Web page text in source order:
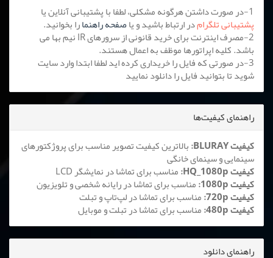
1-در صورت داشتن هرگونه مشکلی، لطفا با پشتیبانی آنلاین یا
پشتیبانی تلگرامدر ارتباط باشید و یاصفحه راهنمارا بخوانید.
2-مصرف اینترنت برای خرید قانونی از سرورهای IR نیم بها می
باشد. کلیه اپراتورها موظف به اعمال هستند.
3-در صورتی که فایل را خریداری کرده اید لطفا ابتدا وارد سایت
شوید تا بتوانید فایل را دانلود نمایید
راهنمای کیفیت‌ها
کیفیت BLURAY:
بالاترین کیفیت تصویر مناسب برای پروژکتورهای
سینمایی و سینمای خانگی
کیفیت HQ_1080p: مناسب برای تماشا در نمایشگر LCD
کیفیت 1080p: مناسب برای تماشا در رایانه شخصی و تلویزیون
کیفیت 720p: مناسب برای تماشا در لپ‌تاپ و تبلت
کیفیت 480p: مناسب برای تماشا در تبلت و موبایل
راهنمای دانلود